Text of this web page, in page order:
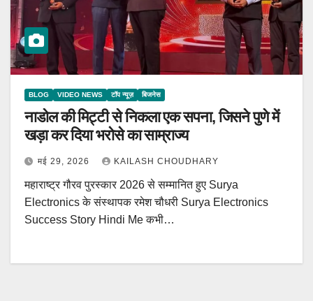
BLOG VIDEO NEWS टॉप न्यूज़ बिजनेस
नाडोल की मिट्टी से निकला एक सपना, जिसने पुणे में
खड़ा कर दिया भरोसे का साम्राज्य
मई 29, 2026 KAILASH CHOUDHARY
महाराष्ट्र गौरव पुरस्कार 2026 से सम्मानित हुए Surya
Electronics के संस्थापक रमेश चौधरी Surya Electronics
Success Story Hindi Me कभी…